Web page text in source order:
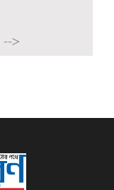
-->